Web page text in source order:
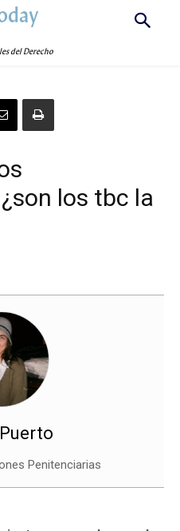
del Derecho
los tbc la
Penitenciarias